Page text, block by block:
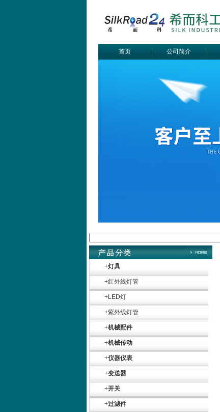
首页 公司简介
+灯具
+红外线灯管
+LED灯
+紫外线灯管
+机械配件
+机械传动
+仪器仪表
+变送器
+开关
+过滤件